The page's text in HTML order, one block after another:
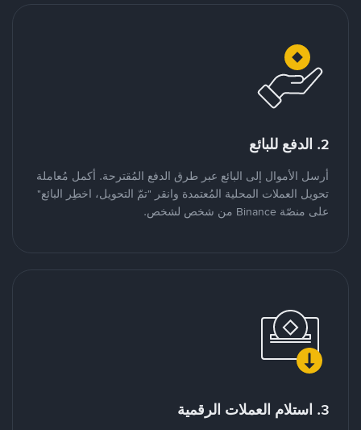
2. الدفع للبائع
أرسل الأموال إلى البائع عبر طرق الدفع المُقترحة. أكمل مُعاملة
تحويل العملات المحلية المُعتمدة وانقر "تمّ التحويل، اخطِر البائع"
على منصّة Binance من شخص لشخص.
3. استلام العملات الرقمية